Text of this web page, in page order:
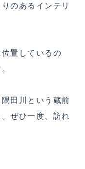
のあるインテリ
置しているの
田川という蔵前
ぜひ一度、訪れ